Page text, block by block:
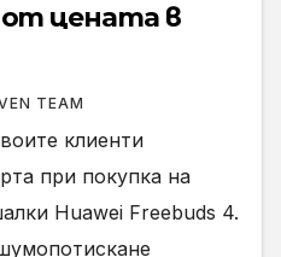
цената в
TEAM
клиенти
при покупка на
Huawei Freebuds 4.